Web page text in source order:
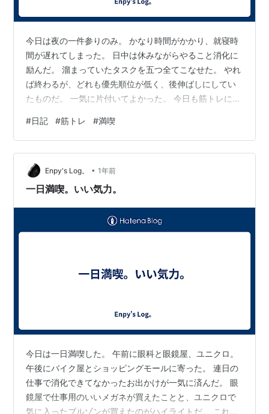
今日は夜の一件参りのみ。 かなり時間がかかり、就寝時
間が遅れてしまった。 日中は休みながらやること消化に
励んだ。 溜まっていたタスクを五つ全てこなせた。 やれ
ば終わるが、どれも優先順位が低く、後伸ばしにしてい
たものだ。 一気に片付いてよかった。 今日も筋トレに励
懸垂も三種取り組んだ。 ハーフラックの懸垂器を使って
のトレーニングで、いつもと感触が違った。 回数を重ね
て慣れていきたい。 明日も昼からの一件のみ。 朝は休ん
で、お参りが終わったら電話アポを済ませたい。 このと
ころのんびりしている。 今を満喫したい。
#日記 #筋トレ #満喫
Enpy's Log。 • 1年前
一日満喫。いい気力。
今日は一日満喫した。 午前に眼科と眼鏡屋、ユニクロ。
午後にバイク屋とショッピングモールに寄った。 連日の
仕事で消化できてなかったお出かけが一気に済んだ。 眼
鏡屋で仕事用のいいメガネが買えたことと、ユニクロで
気に入ったブルゾンが買えたのがハイライトだ。 これで